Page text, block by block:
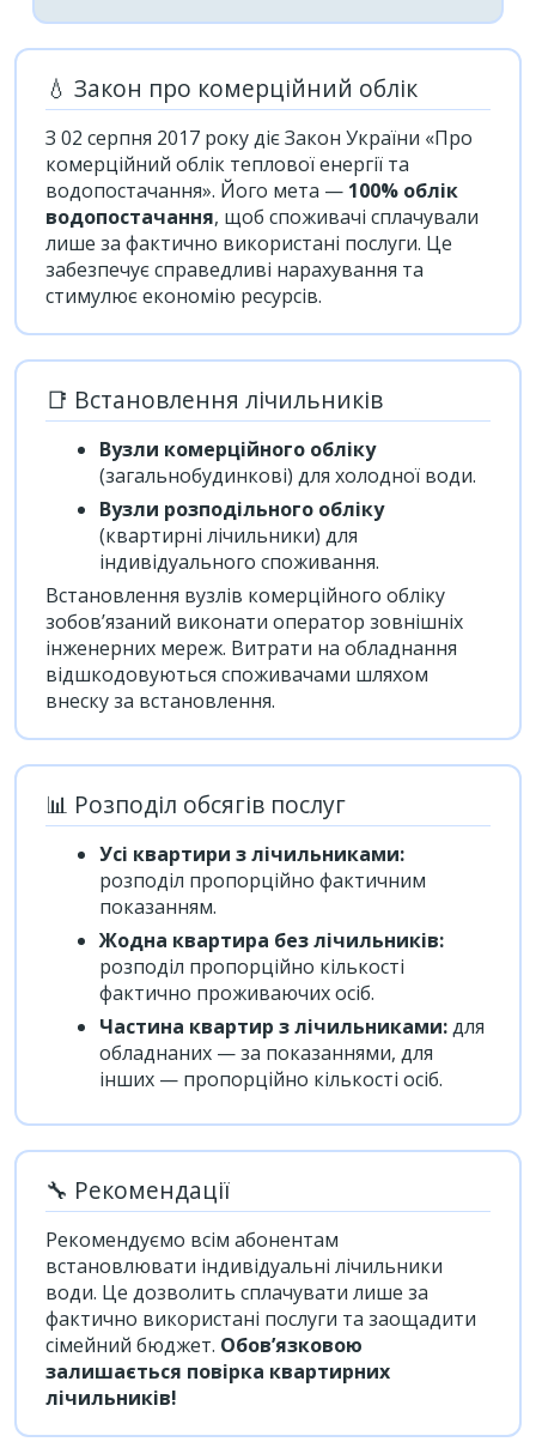
💧 Закон про комерційний облік
З 02 серпня 2017 року діє Закон України «Про
комерційний облік теплової енергії та
водопостачання». Його мета — 100% облік
водопостачання, щоб споживачі сплачували
лише за фактично використані послуги. Це
забезпечує справедливі нарахування та
стимулює економію ресурсів.
📑 Встановлення лічильників
Вузли комерційного обліку
(загальнобудинкові) для холодної води.
Вузли розподільного обліку
(квартирні лічильники) для
індивідуального споживання.
Встановлення вузлів комерційного обліку
зобов’язаний виконати оператор зовнішніх
інженерних мереж. Витрати на обладнання
відшкодовуються споживачами шляхом
внеску за встановлення.
📊 Розподіл обсягів послуг
Усі квартири з лічильниками:
розподіл пропорційно фактичним
показанням.
Жодна квартира без лічильників:
розподіл пропорційно кількості
фактично проживаючих осіб.
Частина квартир з лічильниками:для
обладнаних — за показаннями, для
інших — пропорційно кількості осіб.
🔧 Рекомендації
Рекомендуємо всім абонентам
встановлювати індивідуальні лічильники
води. Це дозволить сплачувати лише за
фактично використані послуги та заощадити
сімейний бюджет. Обов’язковою
залишається повірка квартирних
лічильників!